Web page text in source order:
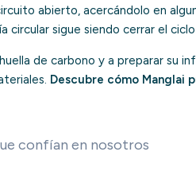
abierto, acercándolo en
circular sigue siendo cerrar el
de carbono y a preparar su
Descubre cómo Manglai
confían en nosotros